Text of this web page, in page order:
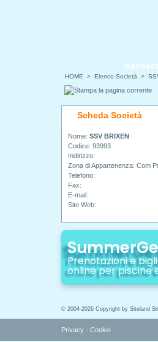
HOME > Elenco Società >
Scheda Società
Nome: SSV BRIXEN
Codice: 93993
Indirizzo:
Zona di Appartenenza: Com
Telefono:
Fax:
E-mail:
Sito Web:
Prenotazioni e
online per piscine
© 2004-2026 Copyright by Siteland
Privacy - Cookie